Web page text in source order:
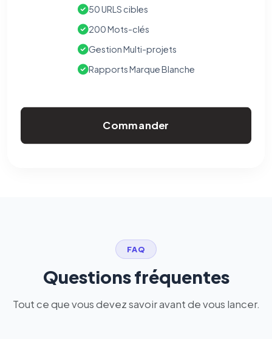
50 URLS cibles
200 Mots-clés
Gestion Multi-projets
Rapports Marque Blanche
Commander
FAQ
Questions fréquentes
Tout ce que vous devez savoir avant de vous lancer.